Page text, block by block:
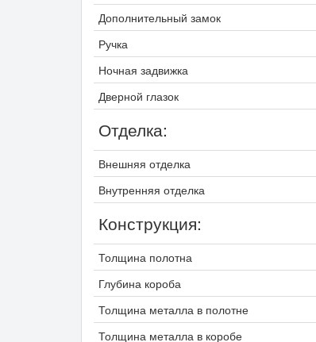
Дополнительный замок
Ручка
Ночная задвижка
Дверной глазок
Отделка:
Внешняя отделка
Внутренняя отделка
Конструкция:
Толщина полотна
Глубина короба
Толщина металла в полотне
Толщина металла в коробе